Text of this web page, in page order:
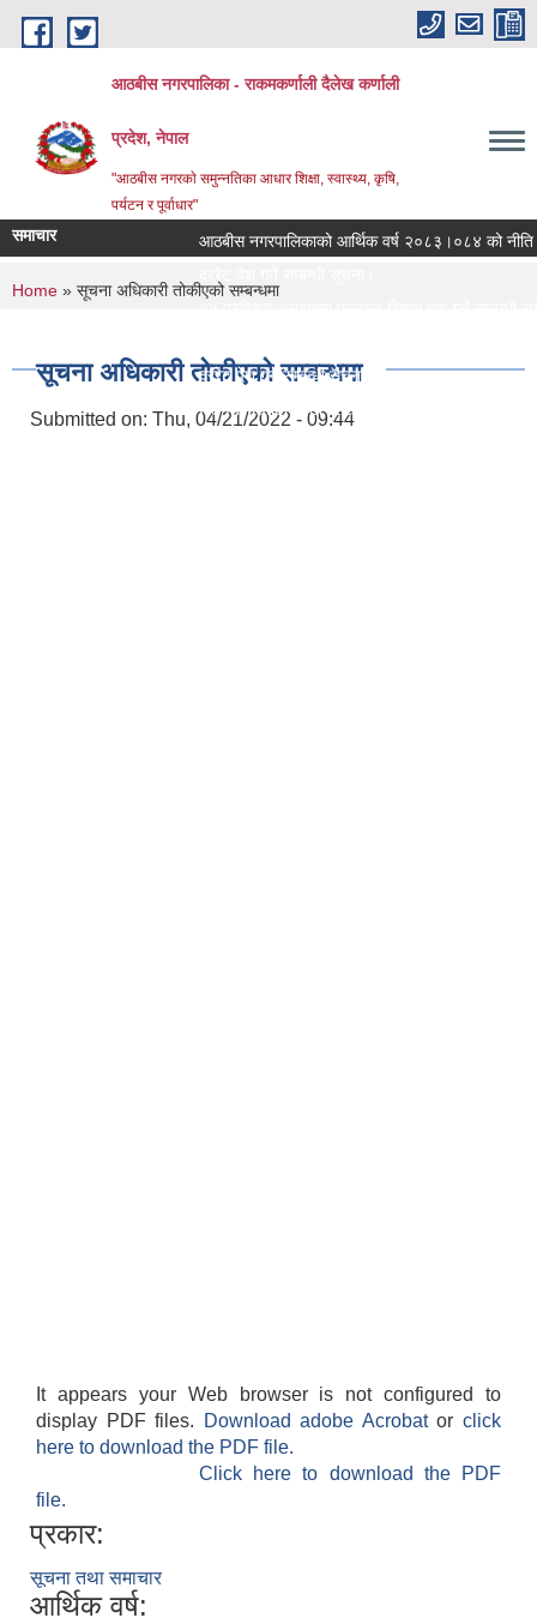
Skip to main content
आठबीस नगरपालिका - राकमकर्णाली दैलेख कर्णाली
प्रदेश, नेपाल
"आठबीस नगरकाे समुन्नतिका आधार शिक्षा, स्वास्थ्य, कृषि,
पर्यटन र पूर्वाधार"
समाचार
आठबीस नगरपालिकाको आर्थिक वर्ष २०८३।०८४ को नीति
दररेट पेश गर्ने सम्बन्धी सूचना
Re Invitation For Electronic Bids
You are here
Home » सूचना अधिकारी तोकीएको सम्बन्धमा
सूचना अधिकारी तोकीएको सम्बन्धमा
Submitted on: Thu, 04/21/2022 - 09:44
It appears your Web browser is not configured to
display PDF files.
Download adobe Acrobatorclick
here to download the PDF file.
Click here to download the PDF
file.
प्रकार:
सूचना तथा समाचार
आर्थिक वर्ष: